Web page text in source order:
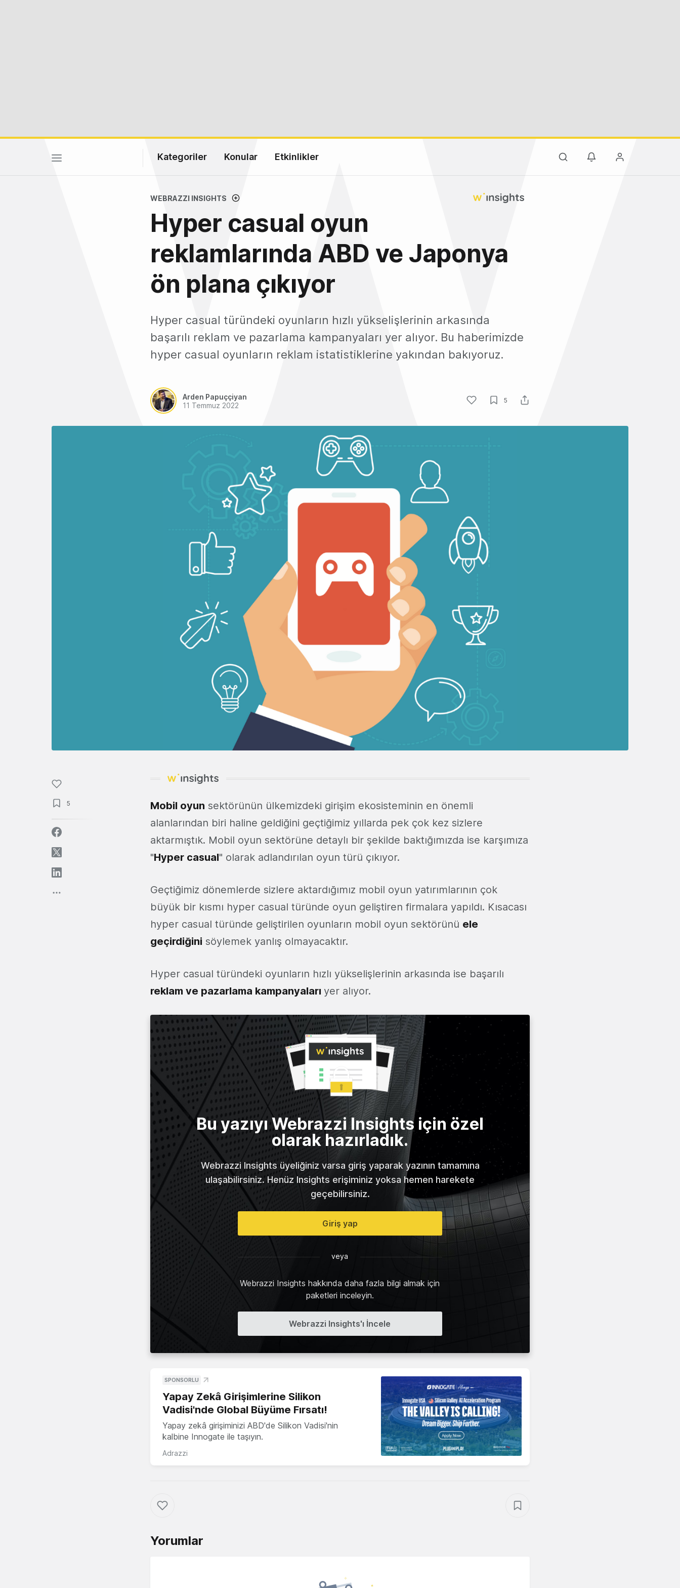
Kategoriler Konular Etkinlikler
WEBRAZZI INSIGHTS
Hyper casual oyun
reklamlarında ABD ve Japonya
ön plana çıkıyor
Hyper casual türündeki oyunların hızlı yükselişlerinin arkasında
başarılı reklam ve pazarlama kampanyaları yer alıyor. Bu haberimizde
hyper casual oyunların reklam istatistiklerine yakından bakıyoruz.
Arden Papuççiyan
11 Temmuz 2022
5
5 Mobil oyun sektörünün ülkemizdeki girişim ekosisteminin en önemli
alanlarından biri haline geldiğini geçtiğimiz yıllarda pek çok kez sizlere
aktarmıştık. Mobil oyun sektörüne detaylı bir şekilde baktığımızda ise karşımıza
"Hyper casual" olarak adlandırılan oyun türü çıkıyor.
Geçtiğimiz dönemlerde sizlere aktardığımız mobil oyun yatırımlarının çok
büyük bir kısmı hyper casual türünde oyun geliştiren firmalara yapıldı. Kısacası
hyper casual türünde geliştirilen oyunların mobil oyun sektörünü ele
geçirdiğini söylemek yanlış olmayacaktır.
Hyper casual türündeki oyunların hızlı yükselişlerinin arkasında ise başarılı
reklam ve pazarlama kampanyaları yer alıyor.
Bu yazıyı Webrazzi Insights için özel
olarak hazırladık.
Webrazzi Insights üyeliğiniz varsa giriş yaparak yazının tamamına
ulaşabilirsiniz. Henüz Insights erişiminiz yoksa hemen harekete
geçebilirsiniz.
Giriş yap
veya
Webrazzi Insights hakkında daha fazla bilgi almak için
paketleri inceleyin.
Webrazzi Insights'ı İncele
SPONSORLU
Yapay Zekâ Girişimlerine Silikon
Vadisi'nde Global Büyüme Fırsatı!
Yapay zekâ girişiminizi ABD'de Silikon Vadisi'nin
kalbine Innogate ile taşıyın.
Adrazzi
Yorumlar